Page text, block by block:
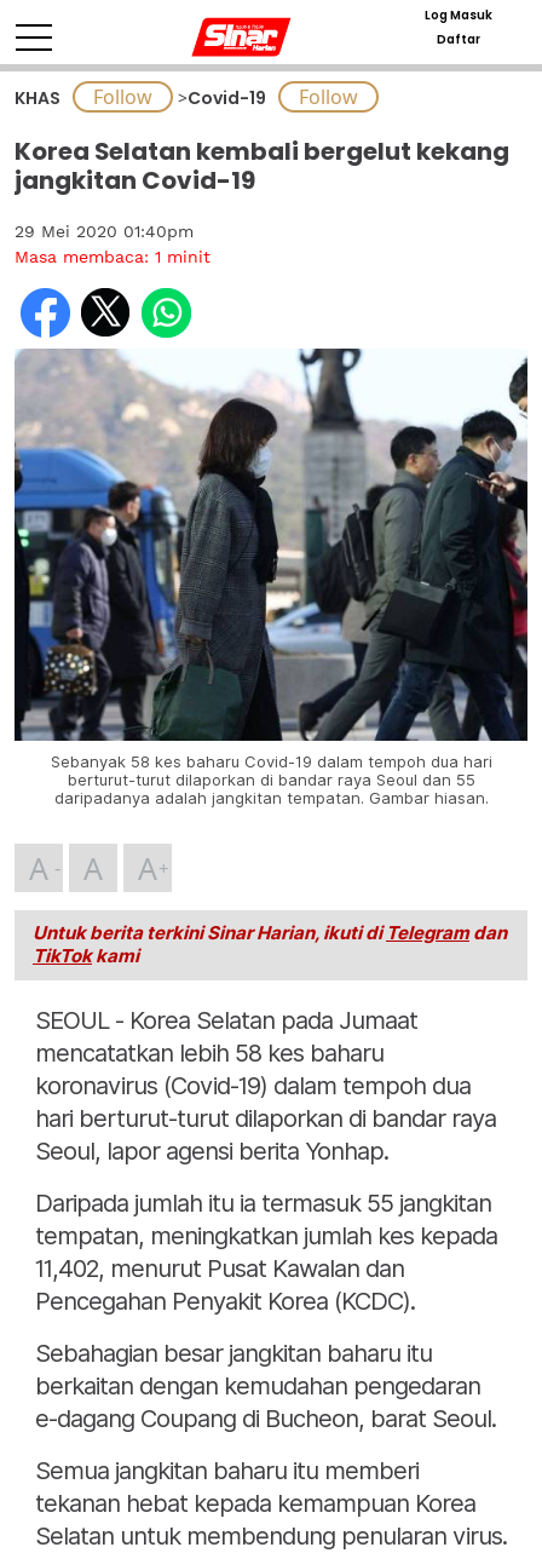
Log Masuk
Daftar
KHAS >Covid-19
Korea Selatan kembali bergelut kekang
jangkitan Covid-19
29 Mei 2020 01:40pm
Masa membaca: 1 minit
Sebanyak 58 kes baharu Covid-19 dalam tempoh dua hari
berturut-turut dilaporkan di bandar raya Seoul dan 55
daripadanya adalah jangkitan tempatan. Gambar hiasan.
A A A
Untuk berita terkini Sinar Harian, ikuti di Telegramdan
TikTokkami
SEOUL - Korea Selatan pada Jumaat
mencatatkan lebih 58 kes baharu
koronavirus (Covid-19) dalam tempoh dua
hari berturut-turut dilaporkan di bandar raya
Seoul, lapor agensi berita Yonhap.
Daripada jumlah itu ia termasuk 55 jangkitan
tempatan, meningkatkan jumlah kes kepada
11,402, menurut Pusat Kawalan dan
Pencegahan Penyakit Korea (KCDC).
Sebahagian besar jangkitan baharu itu
berkaitan dengan kemudahan pengedaran
e-dagang Coupang di Bucheon, barat Seoul.
Semua jangkitan baharu itu memberi
tekanan hebat kepada kemampuan Korea
Selatan untuk membendung penularan virus.